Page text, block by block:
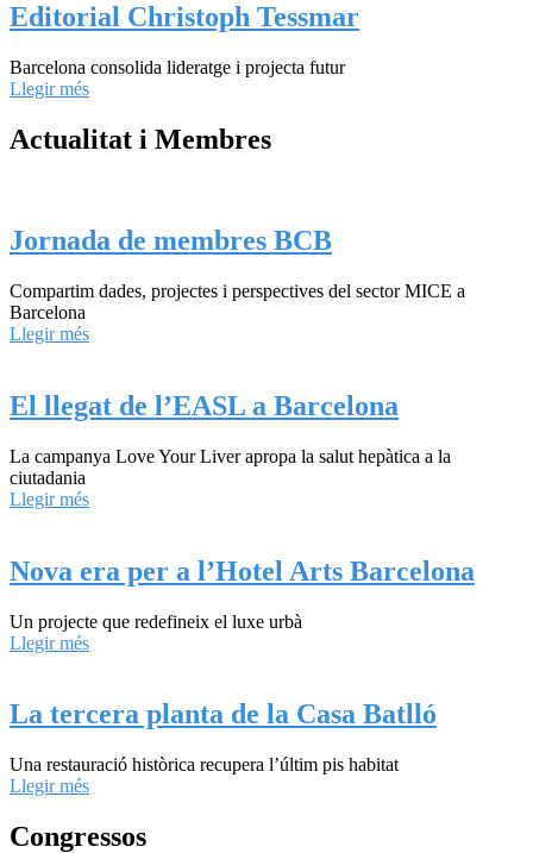
Editorial Christoph Tessmar
Barcelona consolida lideratge i projecta futur
Llegir més
Actualitat i Membres
Jornada de membres BCB
Compartim dades, projectes i perspectives del sector MICE a
Barcelona
Llegir més
El llegat de l’EASL a Barcelona
La campanya Love Your Liver apropa la salut hepàtica a la
ciutadania
Llegir més
Nova era per a l’Hotel Arts Barcelona
Un projecte que redefineix el luxe urbà
Llegir més
La tercera planta de la Casa Batlló
Una restauració històrica recupera l’últim pis habitat
Llegir més
Congressos